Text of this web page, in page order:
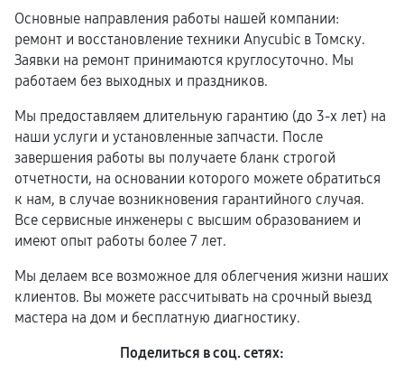
Основные направления работы нашей компании:
ремонт и восстановление техники Anycubic в Томску.
Заявки на ремонт принимаются круглосуточно. Мы
работаем без выходных и праздников.
Мы предоставляем длительную гарантию (до 3-х лет) на
наши услуги и установленные запчасти. После
завершения работы вы получаете бланк строгой
отчетности, на основании которого можете обратиться
к нам, в случае возникновения гарантийного случая.
Все сервисные инженеры с высшим образованием и
имеют опыт работы более 7 лет.
Мы делаем все возможное для облегчения жизни наших
клиентов. Вы можете рассчитывать на срочный выезд
мастера на дом и бесплатную диагностику.
Поделиться в соц. сетях: